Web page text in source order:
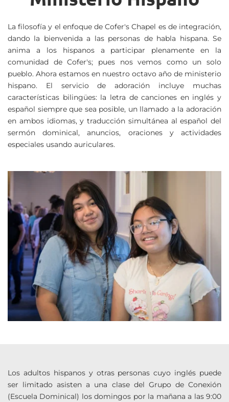
La filosofía y el enfoque de Cofer's Chapel es de integración,
dando la bienvenida a las personas de habla hispana. Se
anima a los hispanos a participar plenamente en la
comunidad de Cofer's; pues nos vemos como un solo
pueblo. Ahora estamos en nuestro octavo año de ministerio
hispano. El servicio de adoración incluye muchas
características bilingües: la letra de canciones en inglés y
español siempre que sea posible, un llamado a la adoración
en ambos idiomas, y traducción simultánea al español del
sermón dominical, anuncios, oraciones y actividades
especiales usando auriculares.
Los adultos hispanos y otras personas cuyo inglés puede
ser limitado asisten a una clase del Grupo de Conexión
(Escuela Dominical) los domingos por la mañana a las 9:00